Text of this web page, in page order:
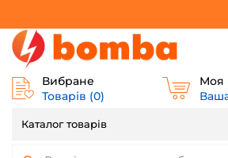
Вибране
Товарів (0)
Моя
Каталог товарів